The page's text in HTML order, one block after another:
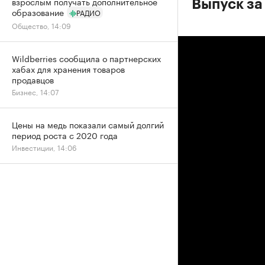
Выпуск
образование
РАДИО
Общество, 14:09
Wildberries сообщила о партнерских
хабах для хранения товаров
продавцов
Бизнес, 14:07
Цены на медь показали самый долгий
период роста с 2020 года
Инвестиции, 14:06